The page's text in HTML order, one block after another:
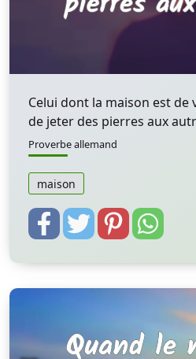
Celui dont la maison est
de jeter des pierres aux
Proverbe allemand
maison